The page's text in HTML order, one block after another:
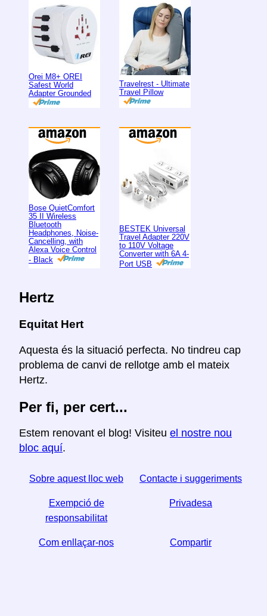
Orei M8+ OREI
Safest World
Adapter Grounded
Travelrest - Ultimate
Travel Pillow
Bose QuietComfort
35 II Wireless
Bluetooth
Headphones, Noise-
Cancelling, with
Alexa Voice Control
- Black
BESTEK Universal
Travel Adapter 220V
to 110V Voltage
Converter with 6A 4-
Port USB
Hertz
Equitat Hert
Aquesta és la situació perfecta. No tindreu cap
problema de canvi de rellotge amb el mateix
Hertz.
Per fi, per cert...
Estem renovant el blog! Visiteu el nostre nou
bloc aquí.
Sobre aquest lloc web Contacte i suggeriments
Exempció de
responsabilitat
Privadesa
Com enllaçar-nos Compartir